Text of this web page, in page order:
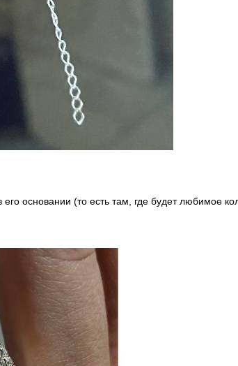
основании (то есть там, где будет любимое